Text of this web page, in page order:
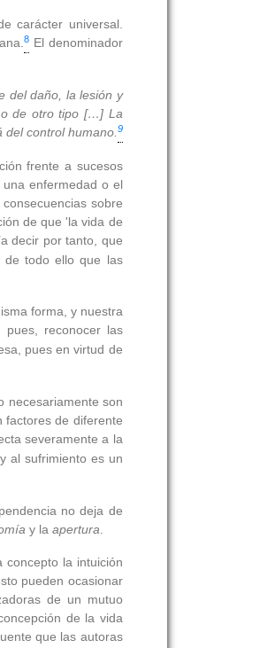
carácter universal.
8 El denominador
del daño, la lesión y
o de otro tipo […] La
del control humano.9
frente a sucesos
enfermedad o el
sobre
de que 'la vida de
decir por tanto, que
de todo ello que las
forma, y nuestra
reconocer las
pues en virtud de
necesariamente son
factores de diferente
severamente a la
al sufrimiento es un
no deja de
y la apertura.
concepto la intuición
pueden ocasionar
de un mutuo
de la vida
que las autoras